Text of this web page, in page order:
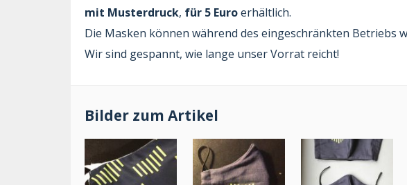
mit Musterdruck, für 5 Euroerhältlich.
Die Masken können während des eingeschränkten Betriebs
Wir sind gespannt, wie lange unser Vorrat reicht!
Bilder zum Artikel